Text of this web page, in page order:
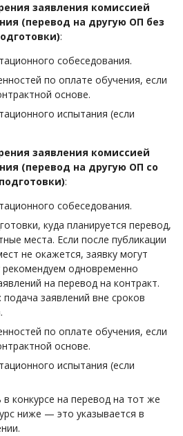
заявления комиссией
(перевод на другую ОП без
:
собеседования.
по оплате обучения, если
основе.
испытания (если
заявления комиссией
(перевод на другую ОП со
:
собеседования.
куда планируется перевод,
места. Если после публикации
не окажется, заявку могут
одновременно
на перевод на контракт.
заявлений вне сроков
по оплате обучения, если
основе.
испытания (если
конкурсе на перевод на тот же
ниже — это указывается в